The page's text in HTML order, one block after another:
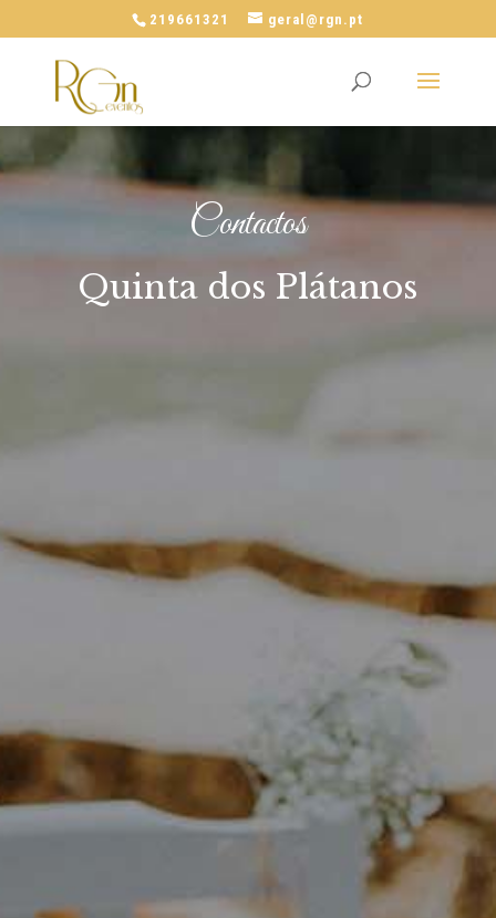
219661321 geral@rgn.pt
Contactos
Quinta dos Plátanos